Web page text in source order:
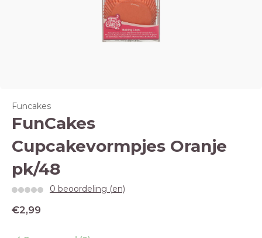
Funcakes
FunCakes
Cupcakevormpjes Oranje
pk/48
0 beoordeling (en)
€2,99